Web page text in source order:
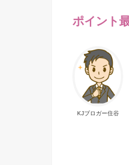
ポイント
KJブロガー住谷